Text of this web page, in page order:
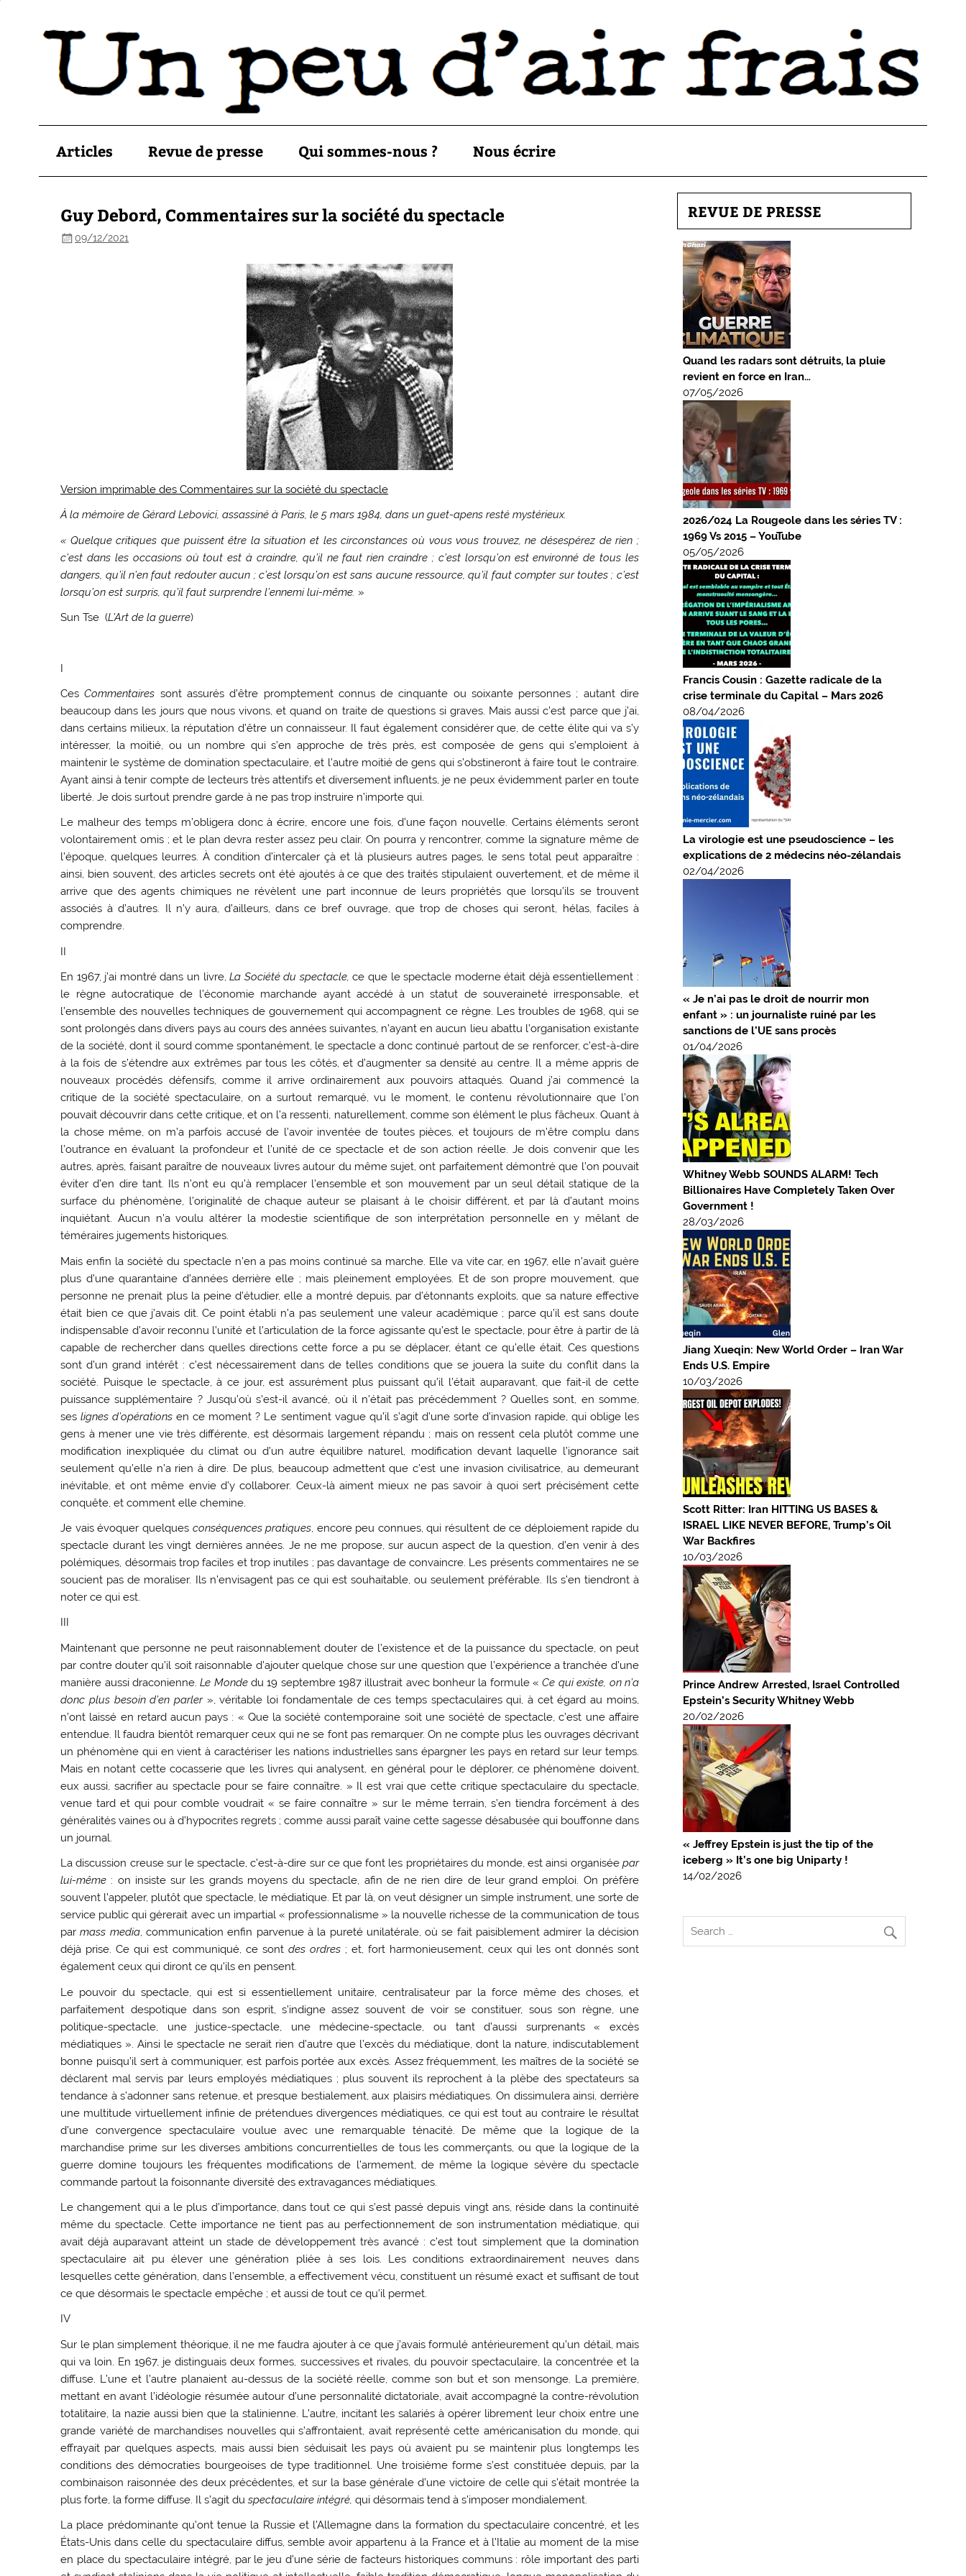
Articles Revue de presse Qui sommes-nous ? Nous écrire
Guy Debord, Commentaires sur la société du spectacle
09/12/2021
Version imprimable des Commentaires sur la société du spectacle
À la mémoire de Gérard Lebovici, assassiné à Paris, le 5 mars 1984, dans un guet-apens resté mystérieux.
« Quelque critiques que puissent être la situation et les circonstances où vous vous trouvez, ne désespérez de rien ;
c’est dans les occasions où tout est à craindre, qu’il ne faut rien craindre ; c’est lorsqu’on est environné de tous les
dangers, qu’il n’en faut redouter aucun ; c’est lorsqu’on est sans aucune ressource, qu’il faut compter sur toutes ; c’est
lorsqu’on est surpris, qu’il faut surprendre l’ennemi lui-même. »
Sun Tse (L’Art de la guerre)
I
CesCommentaires sont assurés d’être promptement connus de cinquante ou soixante personnes ; autant dire
beaucoup dans les jours que nous vivons, et quand on traite de questions si graves. Mais aussi c’est parce que j’ai,
dans certains milieux, la réputation d’être un connaisseur. Il faut également considérer que, de cette élite qui va s’y
intéresser, la moitié, ou un nombre qui s’en approche de très près, est composée de gens qui s’emploient à
maintenir le système de domination spectaculaire, et l’autre moitié de gens qui s’obstineront à faire tout le contraire.
Ayant ainsi à tenir compte de lecteurs très attentifs et diversement influents, je ne peux évidemment parler en toute
liberté. Je dois surtout prendre garde à ne pas trop instruire n’importe qui.
Le malheur des temps m’obligera donc à écrire, encore une fois, d’une façon nouvelle. Certains éléments seront
volontairement omis ; et le plan devra rester assez peu clair. On pourra y rencontrer, comme la signature même de
l’époque, quelques leurres. À condition d’intercaler çà et là plusieurs autres pages, le sens total peut apparaître :
ainsi, bien souvent, des articles secrets ont été ajoutés à ce que des traités stipulaient ouvertement, et de même il
arrive que des agents chimiques ne révèlent une part inconnue de leurs propriétés que lorsqu’ils se trouvent
associés à d’autres. Il n’y aura, d’ailleurs, dans ce bref ouvrage, que trop de choses qui seront, hélas, faciles à
comprendre.
II
En 1967, j’ai montré dans un livre,La Société du spectacle, ce que le spectacle moderne était déjà essentiellement :
le règne autocratique de l’économie marchande ayant accédé à un statut de souveraineté irresponsable, et
l’ensemble des nouvelles techniques de gouvernement qui accompagnent ce règne. Les troubles de 1968, qui se
sont prolongés dans divers pays au cours des années suivantes, n’ayant en aucun lieu abattu l’organisation existante
de la société, dont il sourd comme spontanément, le spectacle a donc continué partout de se renforcer, c’est-à-dire
à la fois de s’étendre aux extrêmes par tous les côtés, et d’augmenter sa densité au centre. Il a même appris de
nouveaux procédés défensifs, comme il arrive ordinairement aux pouvoirs attaqués. Quand j’ai commencé la
critique de la société spectaculaire, on a surtout remarqué, vu le moment, le contenu révolutionnaire que l’on
pouvait découvrir dans cette critique, et on l’a ressenti, naturellement, comme son élément le plus fâcheux. Quant à
la chose même, on m’a parfois accusé de l’avoir inventée de toutes pièces, et toujours de m’être complu dans
l’outrance en évaluant la profondeur et l’unité de ce spectacle et de son action réelle. Je dois convenir que les
autres, après, faisant paraître de nouveaux livres autour du même sujet, ont parfaitement démontré que l’on pouvait
éviter d’en dire tant. Ils n’ont eu qu’à remplacer l’ensemble et son mouvement par un seul détail statique de la
surface du phénomène, l’originalité de chaque auteur se plaisant à le choisir différent, et par là d’autant moins
inquiétant. Aucun n’a voulu altérer la modestie scientifique de son interprétation personnelle en y mêlant de
téméraires jugements historiques.
Mais enfin la société du spectacle n’en a pas moins continué sa marche. Elle va vite car, en 1967, elle n’avait guère
plus d’une quarantaine d’années derrière elle ; mais pleinement employées. Et de son propre mouvement, que
personne ne prenait plus la peine d’étudier, elle a montré depuis, par d’étonnants exploits, que sa nature effective
était bien ce que j’avais dit. Ce point établi n’a pas seulement une valeur académique ; parce qu’il est sans doute
indispensable d’avoir reconnu l’unité et l’articulation de la force agissante qu’est le spectacle, pour être à partir de là
capable de rechercher dans quelles directions cette force a pu se déplacer, étant ce qu’elle était. Ces questions
sont d’un grand intérêt : c’est nécessairement dans de telles conditions que se jouera la suite du conflit dans la
société. Puisque le spectacle, à ce jour, est assurément plus puissant qu’il l’était auparavant, que fait-il de cette
puissance supplémentaire ? Jusqu’où s’est-il avancé, où il n’était pas précédemment ? Quelles sont, en somme,
seslignes d’opérationsen ce moment ? Le sentiment vague qu’il s’agit d’une sorte d’invasion rapide, qui oblige les
gens à mener une vie très différente, est désormais largement répandu ; mais on ressent cela plutôt comme une
modification inexpliquée du climat ou d’un autre équilibre naturel, modification devant laquelle l’ignorance sait
seulement qu’elle n’a rien à dire. De plus, beaucoup admettent que c’est une invasion civilisatrice, au demeurant
inévitable, et ont même envie d’y collaborer. Ceux-là aiment mieux ne pas savoir à quoi sert précisément cette
conquête, et comment elle chemine.
Je vais évoquer quelques conséquences pratiques, encore peu connues, qui résultent de ce déploiement rapide du
spectacle durant les vingt dernières années. Je ne me propose, sur aucun aspect de la question, d’en venir à des
polémiques, désormais trop faciles et trop inutiles ; pas davantage de convaincre. Les présents commentaires ne se
soucient pas de moraliser. Ils n’envisagent pas ce qui est souhaitable, ou seulement préférable. Ils s’en tiendront à
noter ce qui est.
Maintenant que personne ne peut raisonnablement douter de l’existence et de la puissance du spectacle, on peut
par contre douter qu’il soit raisonnable d’ajouter quelque chose sur une question que l’expérience a tranchée d’une
manière aussi draconienne.Le Mondedu 19 septembre 1987 illustrait avec bonheur la formule « Ce qui existe, on n’a
donc plus besoin d’en parler», véritable loi fondamentale de ces temps spectaculaires qui, à cet égard au moins,
n’ont laissé en retard aucun pays : « Que la société contemporaine soit une société de spectacle, c’est une affaire
entendue. Il faudra bientôt remarquer ceux qui ne se font pas remarquer. On ne compte plus les ouvrages décrivant
un phénomène qui en vient à caractériser les nations industrielles sans épargner les pays en retard sur leur temps.
Mais en notant cette cocasserie que les livres qui analysent, en général pour le déplorer, ce phénomène doivent,
eux aussi, sacrifier au spectacle pour se faire connaître. » Il est vrai que cette critique spectaculaire du spectacle,
venue tard et qui pour comble voudrait « se faire connaître » sur le même terrain, s’en tiendra forcément à des
généralités vaines ou à d’hypocrites regrets ; comme aussi paraît vaine cette sagesse désabusée qui bouffonne dans
un journal.
La discussion creuse sur le spectacle, c’est-à-dire sur ce que font les propriétaires du monde, est ainsi organisée par
lui-même : on insiste sur les grands moyens du spectacle, afin de ne rien dire de leur grand emploi. On préfère
souvent l’appeler, plutôt que spectacle, le médiatique. Et par là, on veut désigner un simple instrument, une sorte de
service public qui gérerait avec un impartial « professionnalisme » la nouvelle richesse de la communication de tous
parmass media, communication enfin parvenue à la pureté unilatérale, où se fait paisiblement admirer la décision
déjà prise. Ce qui est communiqué, ce sontdes ordres ; et, fort harmonieusement, ceux qui les ont donnés sont
également ceux qui diront ce qu’ils en pensent.
Le pouvoir du spectacle, qui est si essentiellement unitaire, centralisateur par la force même des choses, et
parfaitement despotique dans son esprit, s’indigne assez souvent de voir se constituer, sous son règne, une
politique-spectacle, une justice-spectacle, une médecine-spectacle, ou tant d’aussi surprenants « excès
médiatiques ». Ainsi le spectacle ne serait rien d’autre que l’excès du médiatique, dont la nature, indiscutablement
bonne puisqu’il sert à communiquer, est parfois portée aux excès. Assez fréquemment, les maîtres de la société se
déclarent mal servis par leurs employés médiatiques ; plus souvent ils reprochent à la plèbe des spectateurs sa
tendance à s’adonner sans retenue, et presque bestialement, aux plaisirs médiatiques. On dissimulera ainsi, derrière
une multitude virtuellement infinie de prétendues divergences médiatiques, ce qui est tout au contraire le résultat
d’une convergence spectaculaire voulue avec une remarquable ténacité. De même que la logique de la
marchandise prime sur les diverses ambitions concurrentielles de tous les commerçants, ou que la logique de la
guerre domine toujours les fréquentes modifications de l’armement, de même la logique sévère du spectacle
commande partout la foisonnante diversité des extravagances médiatiques.
Le changement qui a le plus d’importance, dans tout ce qui s’est passé depuis vingt ans, réside dans la continuité
même du spectacle. Cette importance ne tient pas au perfectionnement de son instrumentation médiatique, qui
avait déjà auparavant atteint un stade de développement très avancé : c’est tout simplement que la domination
spectaculaire ait pu élever une génération pliée à ses lois. Les conditions extraordinairement neuves dans
lesquelles cette génération, dans l’ensemble, a effectivement vécu, constituent un résumé exact et suffisant de tout
ce que désormais le spectacle empêche ; et aussi de tout ce qu’il permet.
IV
Sur le plan simplement théorique, il ne me faudra ajouter à ce que j’avais formulé antérieurement qu’un détail, mais
qui va loin. En 1967, je distinguais deux formes, successives et rivales, du pouvoir spectaculaire, la concentrée et la
diffuse. L’une et l’autre planaient au-dessus de la société réelle, comme son but et son mensonge. La première,
mettant en avant l’idéologie résumée autour d’une personnalité dictatoriale, avait accompagné la contre-révolution
totalitaire, la nazie aussi bien que la stalinienne. L’autre, incitant les salariés à opérer librement leur choix entre une
grande variété de marchandises nouvelles qui s’affrontaient, avait représenté cette américanisation du monde, qui
effrayait par quelques aspects, mais aussi bien séduisait les pays où avaient pu se maintenir plus longtemps les
conditions des démocraties bourgeoises de type traditionnel. Une troisième forme s’est constituée depuis, par la
combinaison raisonnée des deux précédentes, et sur la base générale d’une victoire de celle qui s’était montrée la
plus forte, la forme diffuse. Il s’agit duspectaculaire intégré, qui désormais tend à s’imposer mondialement.
La place prédominante qu’ont tenue la Russie et l’Allemagne dans la formation du spectaculaire concentré, et les
États-Unis dans celle du spectaculaire diffus, semble avoir appartenu à la France et à l’Italie au moment de la mise
en place du spectaculaire intégré, par le jeu d’une série de facteurs historiques communs : rôle important des parti
REVUE DE PRESSE
Quand les radars sont détruits, la pluie
revient en force en Iran…
07/05/2026
2026/024 La Rougeole dans les séries TV :
1969 Vs 2015 – YouTube
05/05/2026
Francis Cousin : Gazette radicale de la
crise terminale du Capital – Mars 2026
08/04/2026
La virologie est une pseudoscience – les
explications de 2 médecins néo-zélandais
02/04/2026
« Je n’ai pas le droit de nourrir mon
enfant » : un journaliste ruiné par les
sanctions de l’UE sans procès
01/04/2026
Whitney Webb SOUNDS ALARM! Tech
Billionaires Have Completely Taken Over
Government !
28/03/2026
Jiang Xueqin: New World Order – Iran War
Ends U.S. Empire
10/03/2026
Scott Ritter: Iran HITTING US BASES &
ISRAEL LIKE NEVER BEFORE, Trump’s Oil
War Backfires
10/03/2026
Prince Andrew Arrested, Israel Controlled
Epstein’s Security Whitney Webb
20/02/2026
« Jeffrey Epstein is just the tip of the
iceberg » It’s one big Uniparty !
14/02/2026